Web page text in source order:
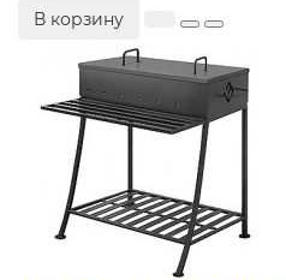
В корзину